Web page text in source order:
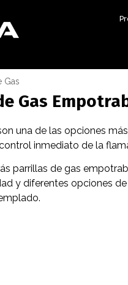
Gas
Gas
una de las opciones
inmediato de la
parrillas de gas
y diferentes opciones